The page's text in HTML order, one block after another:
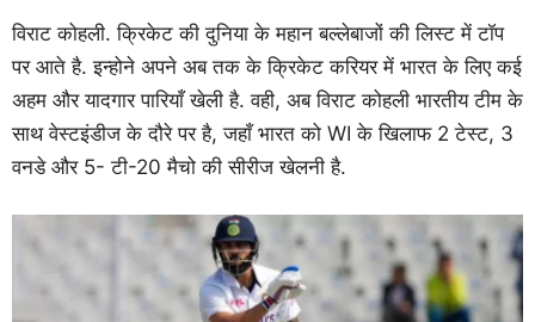
विराट कोहली. क्रिकेट की दुनिया के महान बल्लेबाजों की लिस्ट में टॉप
पर आते है. इन्होने अपने अब तक के क्रिकेट करियर में भारत के लिए कई
अहम और यादगार पारियाँ खेली है. वही, अब विराट कोहली भारतीय टीम के
साथ वेस्टइंडीज के दौरे पर है, जहाँ भारत को WI के खिलाफ 2 टेस्ट, 3
वनडे और 5- टी-20 मैचो की सीरीज खेलनी है.